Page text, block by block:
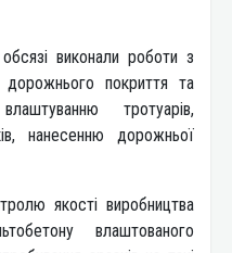
виконали роботи з
покриття та
тротуарів,
нанесенню дорожньої
якості виробництва
влаштованого